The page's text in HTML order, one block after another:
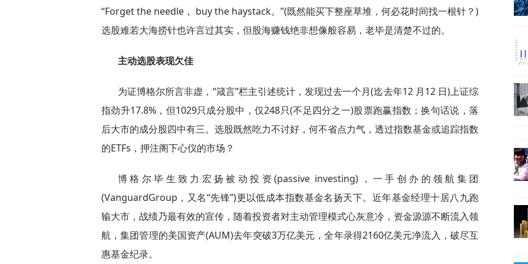
“Forget the needle， buy the haystack。”(既然能买下整座草堆，何必花时间找一根针？)
选股难若大海捞针也许言过其实，但股海赚钱绝非想像般容易，老毕是清楚不过的。
主动选股表现欠佳
为证博格尔所言非虚，“箴言”栏主引述统计，发现过去一个月(迄去年12 月12 日)上证综
指劲升17.8%，但1029只成分股中，仅248只(不足四分之一)股票跑赢指数；换句话说，落
后大市的成分股四中有三。选股既然吃力不讨好，何不省点力气，透过指数基金或追踪指数
的ETFs，押注阁下心仪的市场？
博格尔毕生致力宏扬被动投资(passive investing)，一手创办的领航集团
(VanguardGroup，又名“先锋”)更以低成本指数基金名扬天下。近年基金经理十居八九跑
输大市，战绩乃最有效的宣传，随着投资者对主动管理模式心灰意冷，资金源源不断流入领
航，集团管理的美国资产(AUM)去年突破3万亿美元，全年录得2160亿美元净流入，破尽互
惠基金纪录。